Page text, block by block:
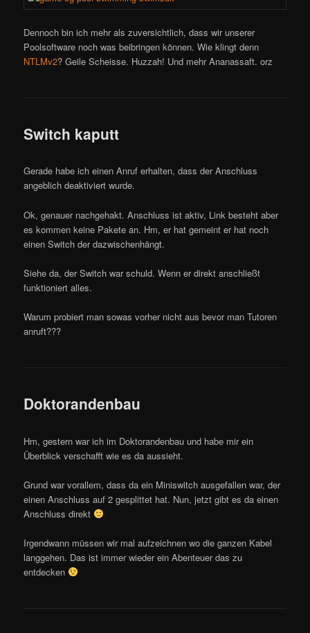
Dennoch bin ich mehr als zuversichtlich, dass wir unserer
Poolsoftware noch was beibringen können. Wie klingt denn
NTLMv2? Geile Scheisse. Huzzah! Und mehr Ananassaft. orz
Switch kaputt
Gerade habe ich einen Anruf erhalten, dass der Anschluss
angeblich deaktiviert wurde.
Ok, genauer nachgehakt. Anschluss ist aktiv, Link besteht aber
es kommen keine Pakete an. Hm, er hat gemeint er hat noch
einen Switch der dazwischenhängt.
Siehe da, der Switch war schuld. Wenn er direkt anschließt
funktioniert alles.
Warum probiert man sowas vorher nicht aus bevor man Tutoren
anruft???
Doktorandenbau
Hm, gestern war ich im Doktorandenbau und habe mir ein
Überblick verschafft wie es da aussieht.
Grund war vorallem, dass da ein Miniswitch ausgefallen war, der
einen Anschluss auf 2 gesplittet hat. Nun, jetzt gibt es da einen
Anschluss direkt
Irgendwann müssen wir mal aufzeichnen wo die ganzen Kabel
langgehen. Das ist immer wieder ein Abenteuer das zu
entdecken